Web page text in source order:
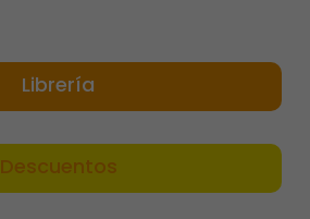
Librería
Descuentos